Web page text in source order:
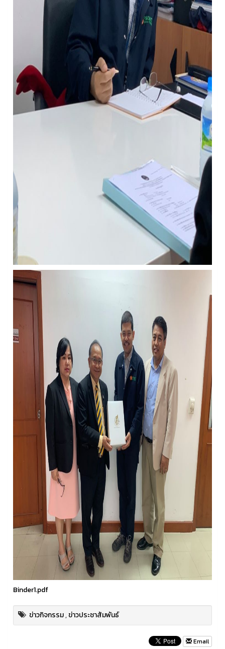
Binder1.pdf
ข่าวกิจกรรม,ข่าวประชาสัมพันธ์
Email